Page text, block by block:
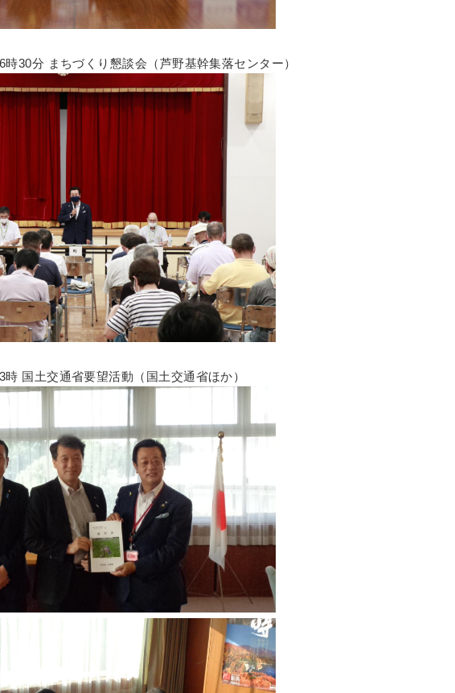
30分 まちづくり懇談会（芦野基幹集落センター）
国土交通省要望活動（国土交通省ほか）